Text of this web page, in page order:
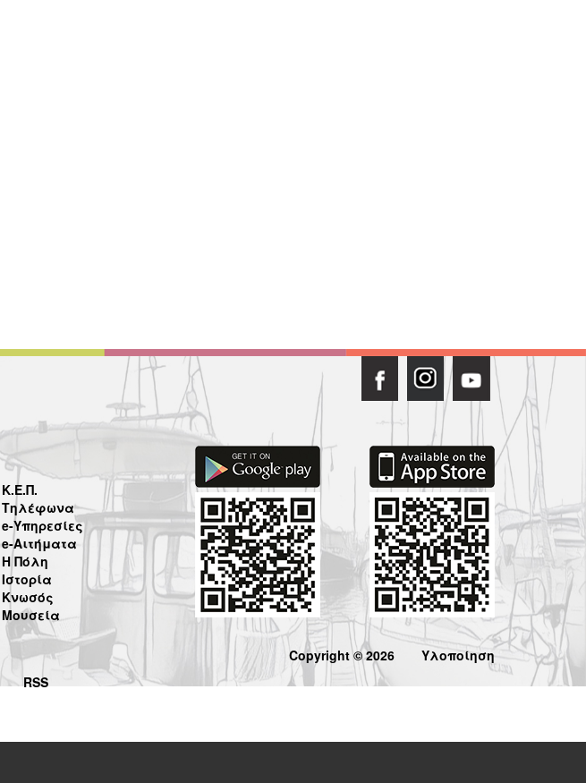
Κ.Ε.Π.
Τηλέφωνα
e-Υπηρεσίες
e-Αιτήματα
Η Πόλη
Ιστορία
Κνωσός
Μουσεία
RSS
Copyright © 2026 Υλοποίηση